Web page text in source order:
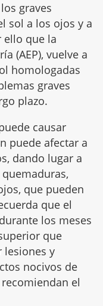
graves
sol a los ojos y a
ello que la
(AEP), vuelve a
homologadas
graves
plazo.
causar
puede afectar a
dando lugar a
que pueden
que el
los meses
que
lesiones y
nocivos de
el